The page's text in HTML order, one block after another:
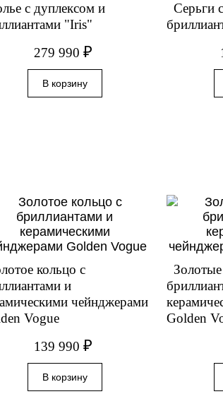
с дуплексом и
"Iris"
279 990 ₽
Серьги
кольцо с
и
чейнджерами
Vogue
139 990 ₽
Golden